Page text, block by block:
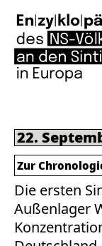
22.
Die ersten
Außenlager
Zur